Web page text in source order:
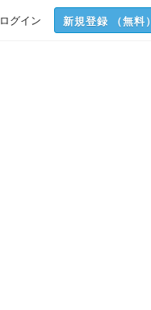
ログイン 新規登録 （無料）